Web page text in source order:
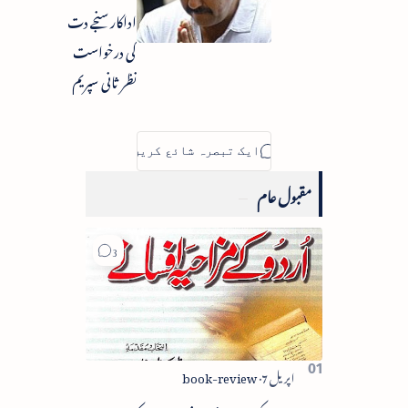
سی۔سرکار
جونئر
اداکار سنجے دت
کی درخواست
نظر ثانی سپریم
مقبول عام